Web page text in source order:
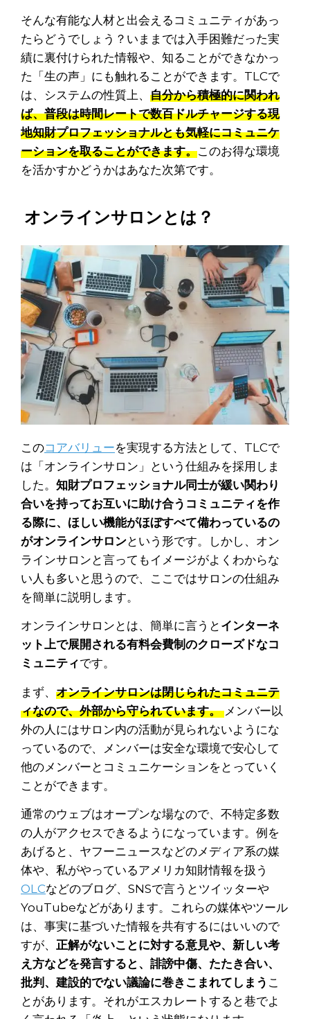
そんな有能な人材と出会えるコミュニティがあっ
たらどうでしょう？いままでは入手困難だった実
績に裏付けられた情報や、知ることができなかっ
た「生の声」にも触れることができます。TLCで
は、システムの性質上、 自分から積極的に関われ
ば、普段は時間レートで数百ドルチャージする現
地知財プロフェッショナルとも気軽にコミュニケ
ーションを取ることができます。このお得な環境
を活かすかどうかはあなた次第です。
オンラインサロンとは？
このコアバリューを実現する方法として、TLCで
は「オンラインサロン」という仕組みを採用しま
した。 知財プロフェッショナル同士が緩い関わり
合いを持ってお互いに助け合うコミュニティを作
る際に、ほしい機能がほぼすべて備わっているの
がオンラインサロンという形です。しかし、オン
ラインサロンと言ってもイメージがよくわからな
い人も多いと思うので、ここではサロンの仕組み
を簡単に説明します。
オンラインサロンとは、簡単に言うと インターネ
ット上で展開される有料会費制のクローズドなコ
ミュニティです。
まず、 オンラインサロンは閉じられたコミュニテ
ィなので、外部から守られています。 メンバー以
外の人にはサロン内の活動が見られないようにな
っているので、メンバーは安全な環境で安心して
他のメンバーとコミュニケーションをとっていく
ことができます。
通常のウェブはオープンな場なので、不特定多数
の人がアクセスできるようになっています。例を
あげると、ヤフーニュースなどのメディア系の媒
体や、私がやっているアメリカ知財情報を扱う
OLCなどのブログ、SNSで言うとツイッターや
YouTubeなどがあります。これらの媒体やツール
は、事実に基づいた情報を共有するにはいいので
すが、 正解がないことに対する意見や、新しい考
え方などを発言すると、誹謗中傷、たたき合い、
批判、建設的でない議論に巻きこまれてしまう こ
とがあります。それがエスカレートすると巷でよ